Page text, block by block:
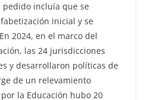
pedido incluía que se
inicial y se
2024, en el marco del
las 24 jurisdicciones
y desarrollaron políticas de
de un relevamiento
la Educación hubo 20